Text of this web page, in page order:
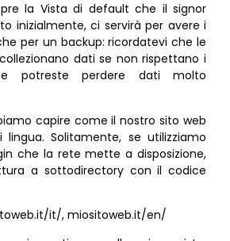
la Vista di default che il signor
inizialmente, ci servirà per avere i
per un backup: ricordatevi che le
dati se non rispettano i
potreste perdere dati molto
capire come il nostro sito web
Solitamente, se utilizziamo
che la rete mette a disposizione,
a sottodirectory con il codice
it/, miositoweb.it/en/